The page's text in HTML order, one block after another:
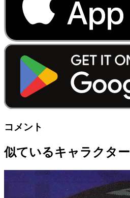
コメント
似ているキャラクター